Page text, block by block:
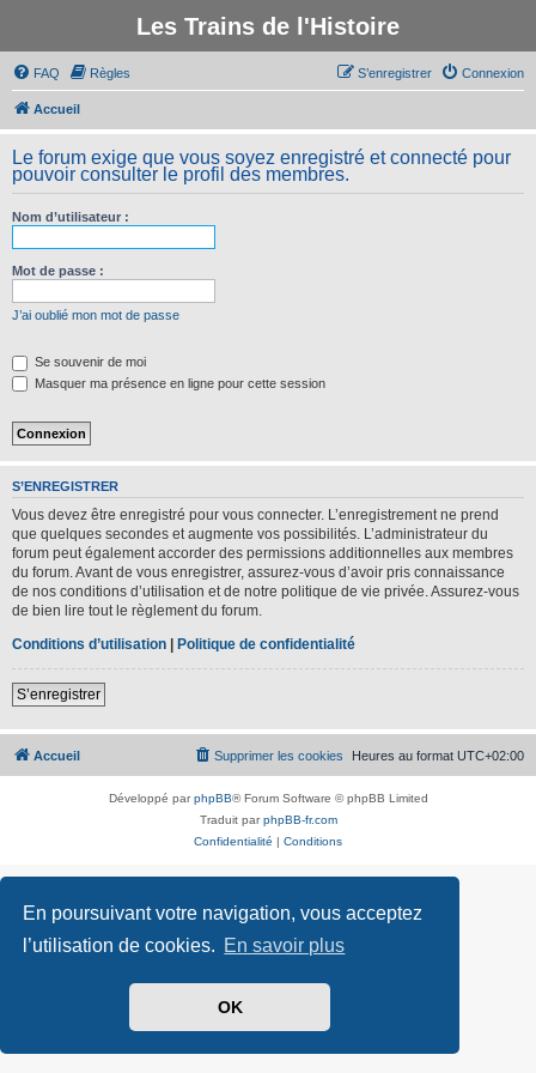
En poursuivant votre navigation, vous acceptez
l’utilisation de cookies. En savoir plus
OK
Les Trains de l'Histoire
FAQ Règles Connexion
S’enregistrer
Accueil
Le forum exige que vous soyez enregistré et connecté pour
pouvoir consulter le profil des membres.
Nom d’utilisateur :
Mot de passe :
J’ai oublié mon mot de passe
Se souvenir de moi
Masquer ma présence en ligne pour cette session
S’ENREGISTRER
Vous devez être enregistré pour vous connecter. L’enregistrement ne prend
que quelques secondes et augmente vos possibilités. L’administrateur du
forum peut également accorder des permissions additionnelles aux membres
du forum. Avant de vous enregistrer, assurez-vous d’avoir pris connaissance
de nos conditions d’utilisation et de notre politique de vie privée. Assurez-vous
de bien lire tout le règlement du forum.
Conditions d’utilisation | Politique de confidentialité
S’enregistrer
Accueil Heures au format UTC+02:00
Supprimer les cookies
Développé parphpBB® Forum Software © phpBB Limited
Traduit parphpBB-fr.com
Confidentialité | Conditions